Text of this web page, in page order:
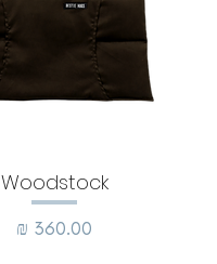
Woodstock
מחיר